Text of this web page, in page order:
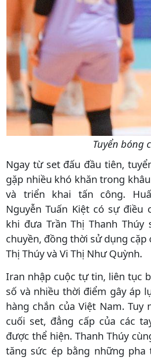
Tuyển bóng
Ngay từ set đấu đầu tiên,
gặp nhiều khó khăn trong
và triển khai tấn công.
Nguyễn Tuấn Kiệt có sự điều
khi đưa Trần Thị Thanh Thúy
chuyền, đồng thời sử dụng
Thị Thúy và Vi Thị Như Quỳnh.
Iran nhập cuộc tự tin, liên tục
số và nhiều thời điểm gây áp
hàng chắn của Việt Nam. Tuy
cuối set, đẳng cấp của các
được thể hiện. Thanh Thúy
tăng sức ép bằng những pha